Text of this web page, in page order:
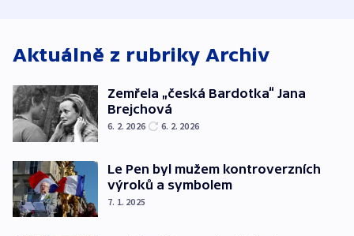
Aktuálně z rubriky Archiv
Zemřela „česká Bardotka“ Jana
Brejchová
6. 2. 2026 6. 2. 2026
Le Pen byl mužem kontroverzních
výroků a symbolem
7. 1. 2025